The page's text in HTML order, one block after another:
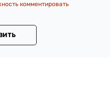
комментировать